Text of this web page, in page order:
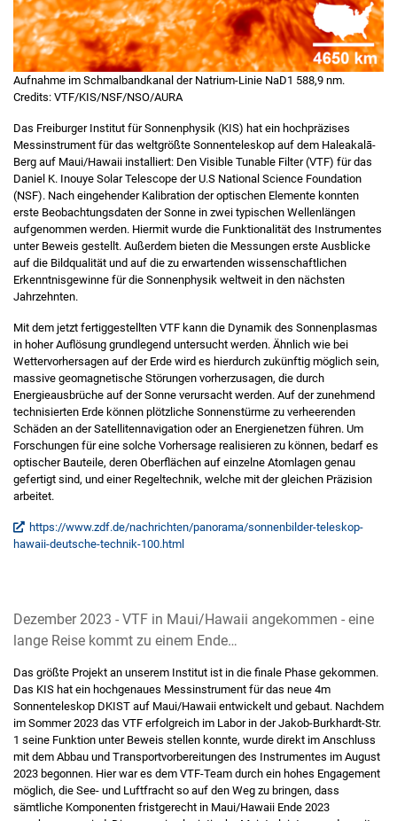
Aufnahme im Schmalbandkanal der Natrium-Linie NaD1 588,9 nm.
Credits: VTF/KIS/NSF/NSO/AURA
Das Freiburger Institut für Sonnenphysik (KIS) hat ein hochpräzises
Messinstrument für das weltgrößte Sonnenteleskop auf dem Haleakalā-
Berg auf Maui/Hawaii installiert: Den Visible Tunable Filter (VTF) für das
Daniel K. Inouye Solar Telescope der U.S National Science Foundation
(NSF). Nach eingehender Kalibration der optischen Elemente konnten
erste Beobachtungsdaten der Sonne in zwei typischen Wellenlängen
aufgenommen werden. Hiermit wurde die Funktionalität des Instrumentes
unter Beweis gestellt. Außerdem bieten die Messungen erste Ausblicke
auf die Bildqualität und auf die zu erwartenden wissenschaftlichen
Erkenntnisgewinne für die Sonnenphysik weltweit in den nächsten
Jahrzehnten.
Mit dem jetzt fertiggestellten VTF kann die Dynamik des Sonnenplasmas
in hoher Auflösung grundlegend untersucht werden. Ähnlich wie bei
Wettervorhersagen auf der Erde wird es hierdurch zukünftig möglich sein,
massive geomagnetische Störungen vorherzusagen, die durch
Energieausbrüche auf der Sonne verursacht werden. Auf der zunehmend
technisierten Erde können plötzliche Sonnenstürme zu verheerenden
Schäden an der Satellitennavigation oder an Energienetzen führen. Um
Forschungen für eine solche Vorhersage realisieren zu können, bedarf es
optischer Bauteile, deren Oberflächen auf einzelne Atomlagen genau
gefertigt sind, und einer Regeltechnik, welche mit der gleichen Präzision
arbeitet.
https://www.zdf.de/nachrichten/panorama/sonnenbilder-teleskop-
hawaii-deutsche-technik-100.html
Dezember 2023 - VTF in Maui/Hawaii angekommen - eine
lange Reise kommt zu einem Ende…
Das größte Projekt an unserem Institut ist in die finale Phase gekommen.
Das KIS hat ein hochgenaues Messinstrument für das neue 4m
Sonnenteleskop DKIST auf Maui/Hawaii entwickelt und gebaut. Nachdem
im Sommer 2023 das VTF erfolgreich im Labor in der Jakob-Burkhardt-Str.
1 seine Funktion unter Beweis stellen konnte, wurde direkt im Anschluss
mit dem Abbau und Transportvorbereitungen des Instrumentes im August
2023 begonnen. Hier war es dem VTF-Team durch ein hohes Engagement
möglich, die See- und Luftfracht so auf den Weg zu bringen, dass
sämtliche Komponenten fristgerecht in Maui/Hawaii Ende 2023